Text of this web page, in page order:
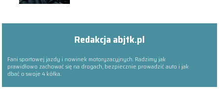
Redakcja abjtk.pl
Fani sportowej jazdy i nowinek motoryzacyjnych. Radzimy jak
prawidłowo zachować się na drogach, bezpiecznie prowadzić auto i jak
dbać o swoje 4 kółka.